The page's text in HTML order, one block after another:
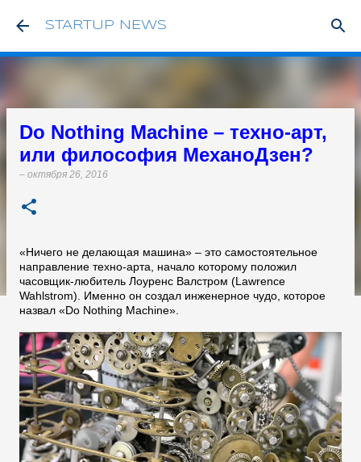
К основному контенту
STARTUP NEWS
Do Nothing Machine – техно-арт,
или философия МеханоДзен?
– октября 26, 2016
«Ничего не делающая машина» – это самостоятельное
направление техно-арта, начало которому положил
часовщик-любитель Лоуренс Валстром (Lawrence
Wahlstrom). Именно он создал инженерное чудо, которое
назвал «Do Nothing Machine».